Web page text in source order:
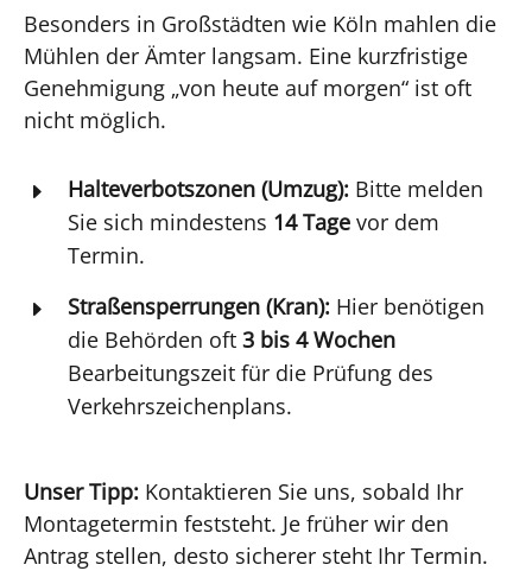
Besonders in Großstädten wie Köln mahlen die
Mühlen der Ämter langsam. Eine kurzfristige
Genehmigung „von heute auf morgen“ ist oft
nicht möglich.
E Halteverbotszonen (Umzug): Bitte melden
Sie sich mindestens 14 Tage vor dem
Termin.
E Straßensperrungen (Kran): Hier benötigen
die Behörden oft 3 bis 4 Wochen
Bearbeitungszeit für die Prüfung des
Verkehrszeichenplans.
Unser Tipp: Kontaktieren Sie uns, sobald Ihr
Montagetermin feststeht. Je früher wir den
Antrag stellen, desto sicherer steht Ihr Termin.